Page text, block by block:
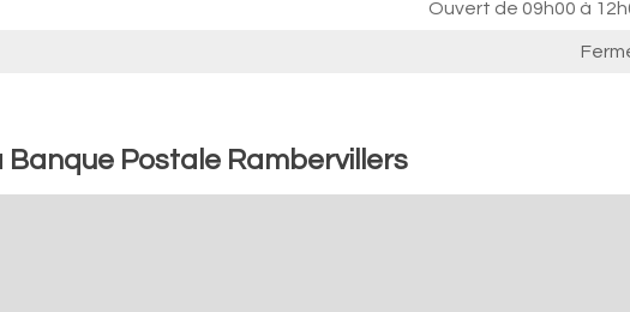
Ouvert de 09h00 à
Postale Rambervillers